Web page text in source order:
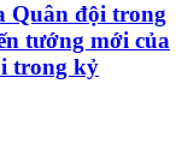
Quân đội trong
tướng mới của
trong kỷ